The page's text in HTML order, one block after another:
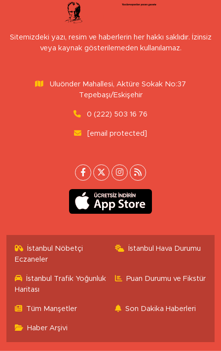
Sitemizdeki yazı, resim ve haberlerin her hakkı saklıdır. İzinsiz
veya kaynak gösterilemeden kullanılamaz.
Uluönder Mahallesi, Aktüre Sokak No:37
Tepebaşı/Eskişehir
0 (222) 503 16 76
[email protected]
İstanbul Nöbetçi
Eczaneler
İstanbul Hava Durumu
İstanbul Trafik Yoğunluk
Haritası
Puan Durumu ve Fikstür
Tüm Manşetler Son Dakika Haberleri
Haber Arşivi